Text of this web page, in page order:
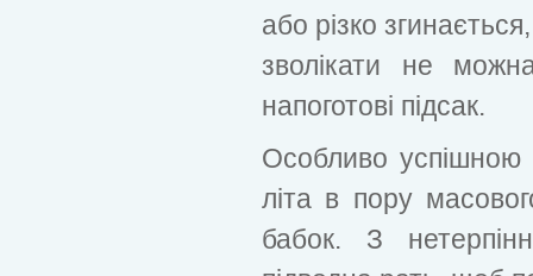
або різко
зволікати не
напоготові підсак.
Особливо успішною
літа в пору
бабок. З